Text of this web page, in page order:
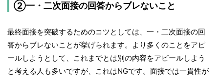
②一・二次面接の回答からブレないこと
最終面接を突破するためのコツとしては、一・二次面接の回
答からブレないことが挙げられます。より多くのことをアピ
ールしようとして、これまでとは別の内容をアピールしよう
と考える人も多いですが、これはNGです。面接では一貫性が